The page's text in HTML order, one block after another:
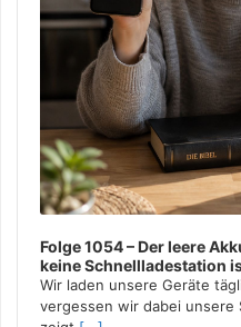
Folge 1054 – Der leere
keine Schnellladestation
Wir laden unsere Geräte
vergessen wir dabei unsere